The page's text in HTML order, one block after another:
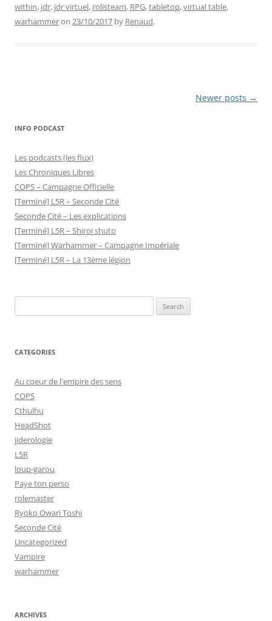
within, jdr, jdr virtuel, rolisteam, RPG,tabletop,virtual table,
warhammeron 23/10/2017 by Renaud.
Newer posts →
INFO PODCAST
Les podcasts (les flux)
Les Chroniques Libres
COPS – Campagne Officielle
[Terminé] L5R – Seconde Cité
Seconde Cité – Les explications
[Terminé] L5R – Shiroi shuto
[Terminé] Warhammer – Campagne Impériale
[Terminé] L5R – La 13ème légion
for:
CATEGORIES
Au coeur de l'empire des sens
COPS
Cthulhu
HeadShot
jiderologie
L5R
loup-garou
Paye ton perso
rolemaster
Ryoko Owari Toshi
Seconde Cité
Uncategorized
Vampire
warhammer
ARCHIVES